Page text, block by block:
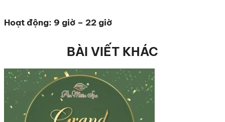
Hoạt động: 9 giờ – 22 giờ
BÀI VIẾT KHÁC